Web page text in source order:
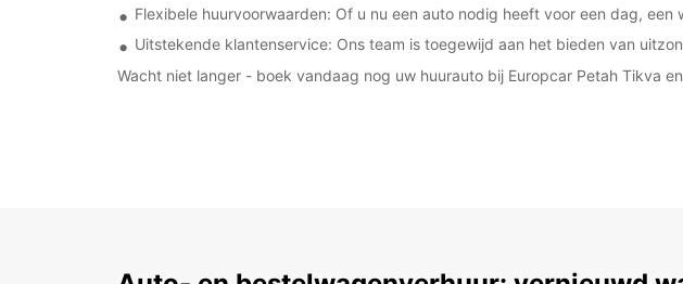
Flexibele huurvoorwaarden: Of u nu een auto nodig heeft voor een dag,
Uitstekende klantenservice: Ons team is toegewijd aan het bieden van
Wacht niet langer - boek vandaag nog uw huurauto bij Europcar Petah Tikva